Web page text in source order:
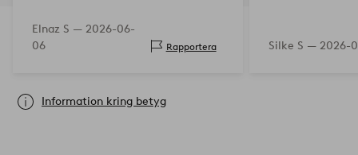
Elnaz S — 2026-06-
06
Rapportera Silke S — 2026-
Information kring betyg